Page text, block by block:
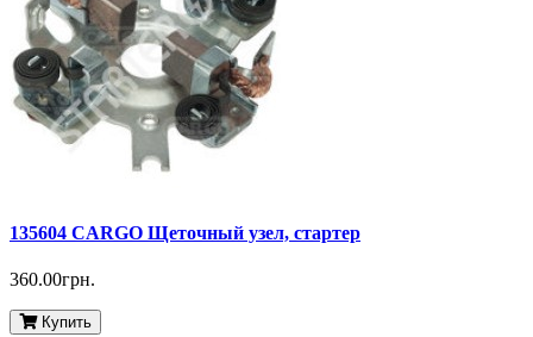
135604 CARGO Щеточный узел, стартер
360.00грн.
Купить